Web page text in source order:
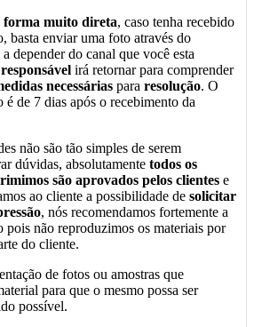
forma muito direta, caso tenha recebido
basta enviar uma foto através do
depender do canal que você esta
irá retornar para comprender
necessárias para resolução. O
é de 7 dias após o recebimento da
não são tão simples de serem
dúvidas, absolutamente todos os
são aprovados pelos clientes e
ao cliente a possibilidade de solicitar
, nós recomendamos fortemente a
pois não reproduzimos os materiais por
do cliente.
de fotos ou amostras que
para que o mesmo possa ser
possível.